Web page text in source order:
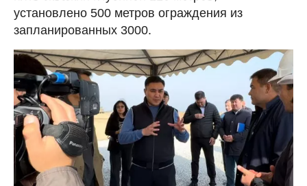
установлено 500 метров ограждения из
запланированных 3000.